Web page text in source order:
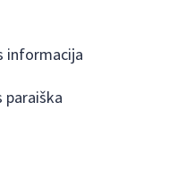
informacija